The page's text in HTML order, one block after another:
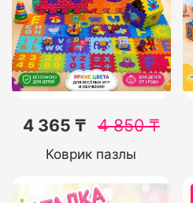
4 365 ₸ 4 850₸
Коврик пазлы